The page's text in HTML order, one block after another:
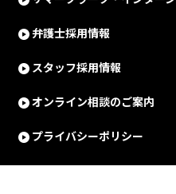
弁護士採用情報
スタッフ採用情報
オンライン相談のご案内
プライバシーポリシー